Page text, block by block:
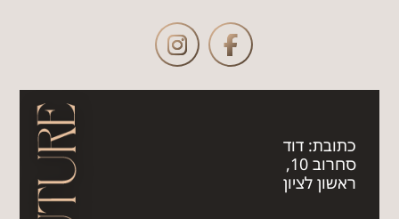
כתובת:דוד
סחרוב 10,
ראשון לציון